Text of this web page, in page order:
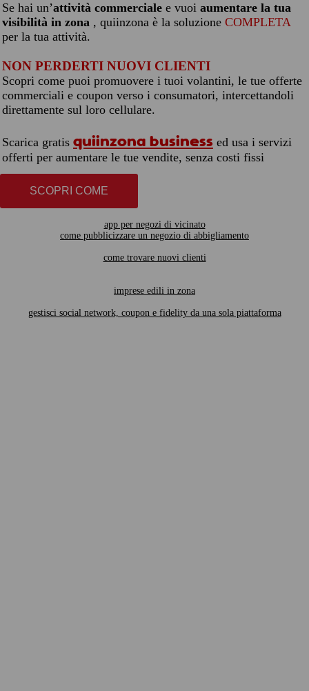
Se hai un’attività commerciale e vuoi aumentare la tua
visibilità in zona , quiinzona è la soluzione COMPLETA
per la tua attività.
NON PERDERTI NUOVI CLIENTI
Scopri come puoi promuovere i tuoi volantini, le tue offerte
commerciali e coupon verso i consumatori, intercettandoli
direttamente sul loro cellulare.
Scarica gratis quiinzona business ed usa i servizi
offerti per aumentare le tue vendite, senza costi fissi
SCOPRI COME
app per negozi di vicinato
come pubblicizzare un negozio di abbigliamento
come trovare nuovi clienti
imprese edili in zona
gestisci social network, coupon e fidelity da una sola piattaforma